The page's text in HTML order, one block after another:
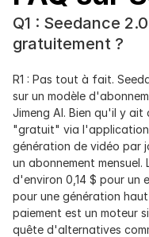
Q1 : Seedance
gratuitement ?
R1 : Pas tout à fait.
sur un modèle
Jimeng AI. Bien qu'il y
"gratuit" via l'application
génération de vidéo par
un abonnement
d'environ 0,14 $ pour un
pour une génération
paiement est un moteur
quête d'alternatives